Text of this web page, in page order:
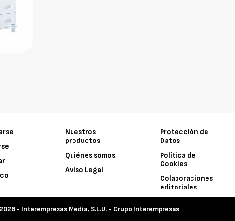
Nuestros
productos
Quiénes somos
Aviso Legal
Protección de
Datos
Política de
Cookies
Colaboraciones
editoriales
- Interempresas Media, S.L.U. - Grupo Interempresas